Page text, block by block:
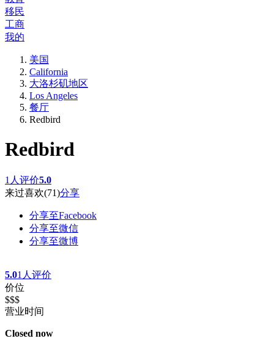
移民
工商
我的
美国
California
大洛杉矶地区
Los Angeles
餐厅
Redbird
Redbird
1人评价5.0
来过喜欢(71)分享
分享至Facebook
分享至微信
分享至微博
5.01人评价
价位
$$$
营业时间
Closed now